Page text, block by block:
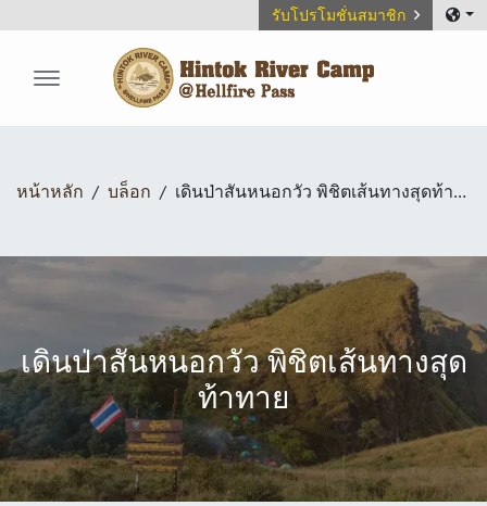
รับโปรโมชั่นสมาชิก
หน้าหลัก บล็อก เดินป่าสันหนอกวัว พิชิตเส้นทางสุดท้าทาย
เดินป่าสันหนอกวัว พิชิตเส้นทางสุด
ท้าทาย